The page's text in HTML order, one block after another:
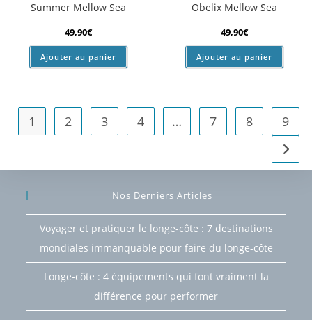
Summer Mellow Sea
49,90€
Ajouter au panier
Obelix Mellow Sea
49,90€
Ajouter au panier
1 2 3 4 … 7 8 9
Nos Derniers Articles
Voyager et pratiquer le longe-côte : 7 destinations
mondiales immanquable pour faire du longe-côte
Longe-côte : 4 équipements qui font vraiment la
différence pour performer